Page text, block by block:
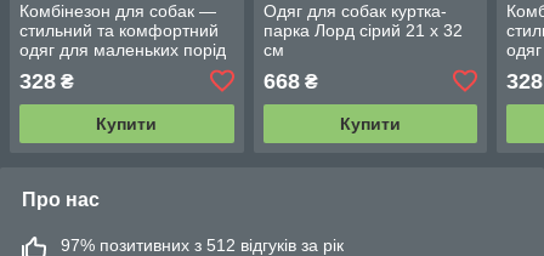
Комбінезон для собак —
стильний та комфортний
одяг для маленьких порід
328 ₴
Купити
Одяг для собак куртка-
парка Лорд сірий 21 х 32
см
668₴
Купити
328
Про нас
97% позитивних з 512 відгуків за рік